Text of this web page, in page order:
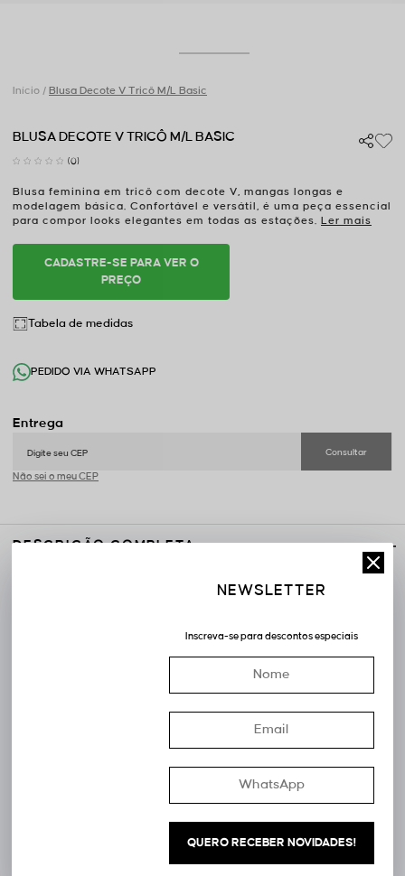
Início Blusa Decote V Tricô M/L Basic
BLUSA DECOTE V TRICÔ M/L BASIC
(0)
Blusa feminina em tricô com decote V, mangas longas e
modelagem básica. Confortável e versátil, é uma peça essencial
para compor looks elegantes em todas as estações. Ler mais
CADASTRE-SE PARA VER O
PREÇO
Tabela de medidas
PEDIDO VIA WHATSAPP
Não sei o meu CEP
DESCRIÇÃO COMPLETA
tricô de toque macio, oferece conforto, leveza e excelente
ocasiões. Sua modelagem levemente solta proporciona
um visual refinado e um excelente ajuste ao corpo. Ideal para ser
usada sozinha ou em sobreposições com camisas, blazers e
casacos, é uma peça atemporal que combina facilmente com
jeans, calças de alfaiataria, saias e shorts.
Decote V que valoriza o colo.
NEWSLETTER
Inscreva-se para descontos especiais
QUERO RECEBER NOVIDADES!